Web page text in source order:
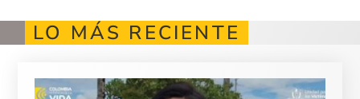
LO MÁS RECIENTE